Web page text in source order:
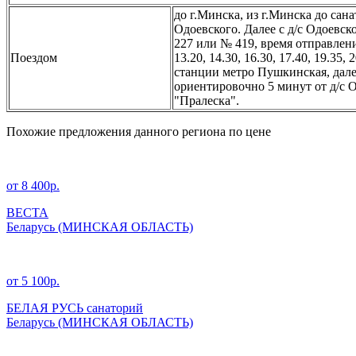
Поездом
до г.Минска, из г.Минска до
Одоевского. Далее с д/с
227 или № 419, время
13.20, 14.30, 16.30, 17.40,
станции метро Пушкинская,
ориентировочно 5 минут от д/с
"Пралеска".
Похожие предложения данного региона по цене
от 8 400р.
ВЕСТА
Беларусь (МИНСКАЯ ОБЛАСТЬ)
от 5 100р.
БЕЛАЯ РУСЬ санаторий
Беларусь (МИНСКАЯ ОБЛАСТЬ)